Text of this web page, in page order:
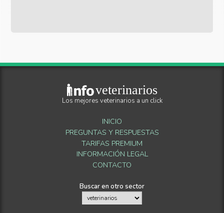
veterinarios
Los mejores veterinarios a un click
INICIO
PREGUNTAS Y RESPUESTAS
TARIFAS PREMIUM
INFORMACIÓN LEGAL
CONTACTO
Buscar en otro sector